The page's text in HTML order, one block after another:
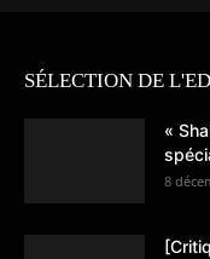
SÉLECTION DE
«
8